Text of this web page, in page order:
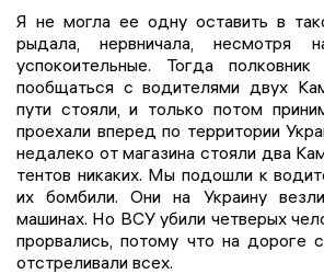
Я не могла ее одну оставить в
рыдала, нервничала,
успокоительные. Тогда
пообщаться с водителями двух
пути стояли, и только потом
проехали вперед по территории
недалеко от магазина стояли два
тентов никаких. Мы подошли к
их бомбили. Они на Украину
машинах. Но ВСУ убили четверых
прорвались, потому что на дороге
отстреливали всех.